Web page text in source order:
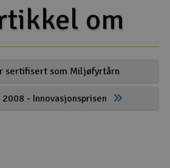
om
sertifisert som Miljøfyrtårn
- Innovasjonsprisen